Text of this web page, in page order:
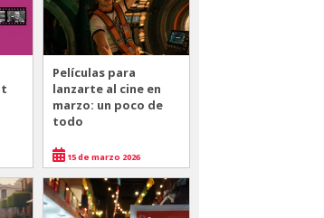
Películas para
lanzarte al cine en
marzo: un poco de
todo
15 de marzo 2026